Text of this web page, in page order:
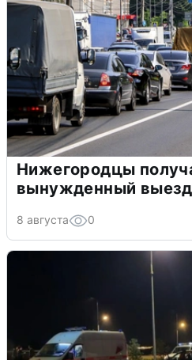
Нижегородцы
вынужденный
8 августа 0